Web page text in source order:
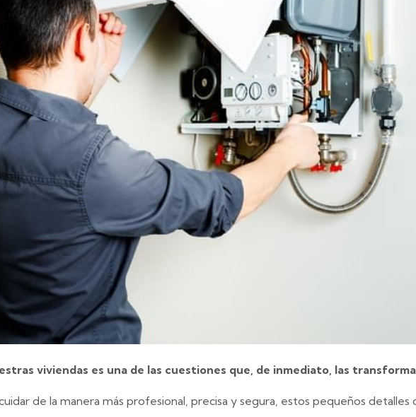
viviendas es una de las cuestiones que, de inmediato, las
de la manera más profesional, precisa y segura, estos pequeños detalles